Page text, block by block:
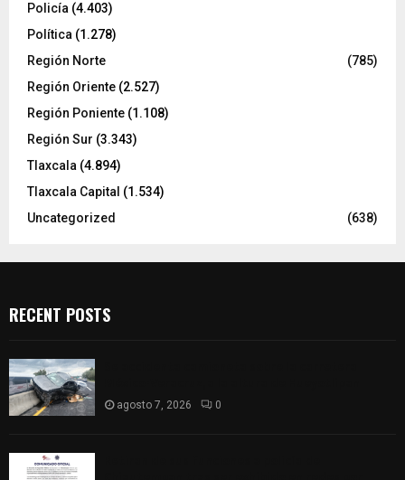
Policía (4.403)
Política (1.278)
Región Norte
(785)
Región Oriente (2.527)
Región Poniente (1.108)
Región Sur (3.343)
Tlaxcala (4.894)
Tlaxcala Capital (1.534)
Uncategorized
(638)
RECENT POSTS
agosto 7, 2026 0